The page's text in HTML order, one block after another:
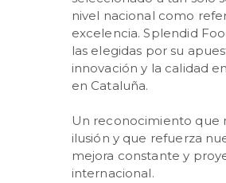
nivel nacional como
excelencia. Splendid
las elegidas por su
innovación y la calidad
en Cataluña.
Un reconocimiento que
ilusión y que refuerza
mejora constante y
internacional.